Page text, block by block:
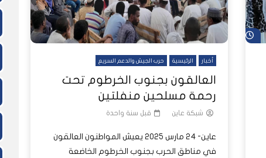
شاهد لاحقاً
أخبار الرئيسية حرب الجيش والدعم السريع
العالقون بجنوب الخرطوم تحت
رحمة مسلحين منفلتين
شبكة عاين قبل سنة واحدة
عاين- 24 مارس 2025 يعيش المواطنون العالقون
في مناطق الحرب بجنوب الخرطوم الخاضعة